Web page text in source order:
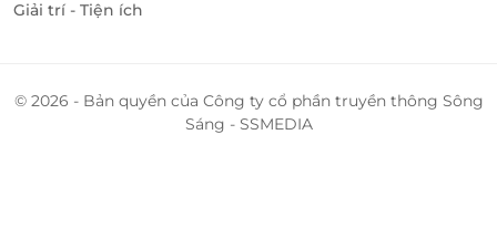
Giải trí - Tiện ích
© 2026 - Bản quyền của Công ty cổ phần truyền thông Sông
Sáng - SSMEDIA